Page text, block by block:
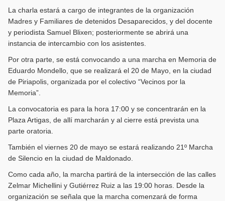
La charla estará a cargo de integrantes de la organización
Madres y Familiares de detenidos Desaparecidos, y del docente
y periodista Samuel Blixen; posteriormente se abrirá una
instancia de intercambio con los asistentes.
Por otra parte, se está convocando a una marcha en Memoria de
Eduardo Mondello, que se realizará el 20 de Mayo, en la ciudad
de Piriapolis, organizada por el colectivo “Vecinos por la
Memoria”.
La convocatoria es para la hora 17:00 y se concentrarán en la
Plaza Artigas, de allí marcharán y al cierre está prevista una
parte oratoria.
También el viernes 20 de mayo se estará realizando 21º Marcha
de Silencio en la ciudad de Maldonado.
Como cada año, la marcha partirá de la intersección de las calles
Zelmar Michellini y Gutiérrez Ruiz a las 19:00 horas. Desde la
organización se señala que la marcha comenzará de forma